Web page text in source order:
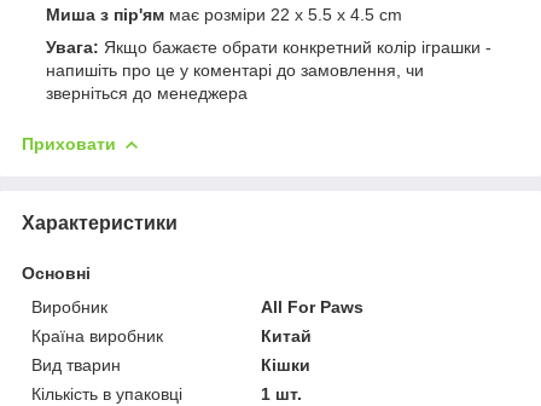
Миша з пір'ям має розміри 22 x 5.5 x 4.5 cm
Увага: Якщо бажаєте обрати конкретний колір іграшки -
напишіть про це у коментарі до замовлення, чи
зверніться до менеджера
Приховати
Характеристики
Основні
Виробник
All For Paws
Країна виробник
Китай
Вид тварин
Кішки
Кількість в упаковці
1 шт.